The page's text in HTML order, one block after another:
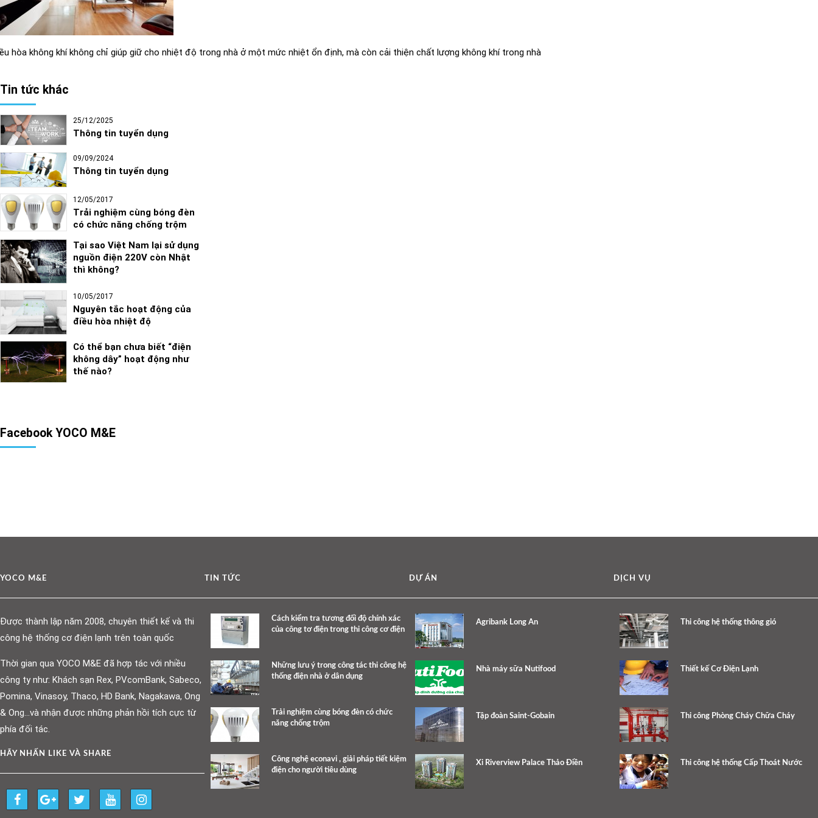
hòa không khí không chỉ giúp giữ cho nhiệt độ trong nhà ở một mức nhiệt ổn định, mà còn cải thiện chất lượng không khí trong nhà
Tin tức khác
25/12/2025
Thông tin tuyển dụng
09/09/2024
Thông tin tuyển dụng
12/05/2017
Trải nghiệm cùng bóng đèn
có chức năng chống trộm
Tại sao Việt Nam lại sử dụng
nguồn điện 220V còn Nhật
thì không?
10/05/2017
Nguyên tắc hoạt động của
điều hòa nhiệt độ
Có thể bạn chưa biết “điện
không dây” hoạt động như
thế nào?
Facebook YOCO M&E
YOCO M&E
Được thành lập năm 2008, chuyên thiết kế và thi
công hệ thống cơ điện lạnh trên toàn quốc
Thời gian qua YOCO M&E đã hợp tác với nhiều
công ty như: Khách sạn Rex, PVcomBank, Sabeco,
Pomina, Vinasoy, Thaco, HD Bank, Nagakawa, Ong
& Ong…và nhận được những phản hồi tích cực từ
phía đối tác.
HÃY NHẤN LIKE VÀ SHARE
TIN TỨC
Cách kiểm tra tương đối độ chính xác
của công tơ điện trong thi công cơ điện
Những lưu ý trong công tác thi công hệ
thống điện nhà ở dân dụng
Trải nghiệm cùng bóng đèn có chức
năng chống trộm
Công nghệ econavi , giải pháp tiết kiệm
điện cho người tiêu dùng
DỰ ÁN
Agribank Long An
Nhà máy sữa Nutifood
Tập đoàn Saint-Gobain
Xi Riverview Palace Thảo Điền
DỊCH VỤ
Thi công hệ thống thông gió
Thiết kế Cơ Điện Lạnh
Thi công Phòng Cháy Chữa Cháy
Thi công hệ thống Cấp Thoát Nước